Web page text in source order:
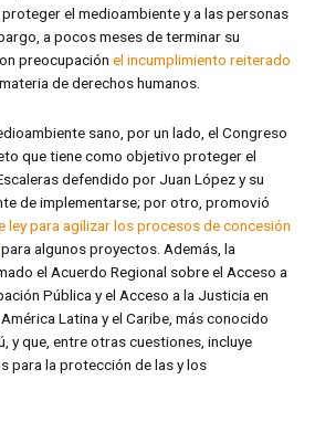
el medioambiente y a las personas
a pocos meses de terminar su
preocupaciónel incumplimiento reiterado
de derechos humanos.
sano, por un lado, el Congreso
que tiene como objetivo proteger el
defendido por Juan López y su
de implementarse; por otro, promovió
ley para agilizar los procesos de concesión
para algunos proyectos. Además, la
el Acuerdo Regional sobre el Acceso a
Pública y el Acceso a la Justicia en
Latina y el Caribe, más conocido
y que, entre otras cuestiones, incluye
para la protección de las y los